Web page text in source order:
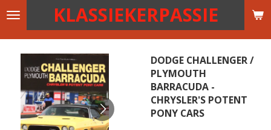
Ga
hoofdinhoud
KLASSIEKERPASSIE
DODGE CHALLENGER /
PLYMOUTH
BARRACUDA -
CHRYSLER'S POTENT
PONY CARS